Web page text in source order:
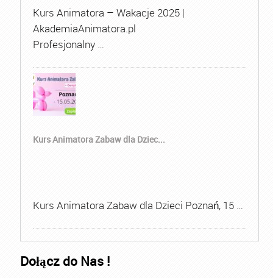
Kurs Animatora – Wakacje 2025 |
AkademiaAnimatora.pl
Profesjonalny …
Kurs Animatora Zabaw dla Dziec...
Kurs Animatora Zabaw dla Dzieci Poznań, 15 …
Dołącz do Nas !